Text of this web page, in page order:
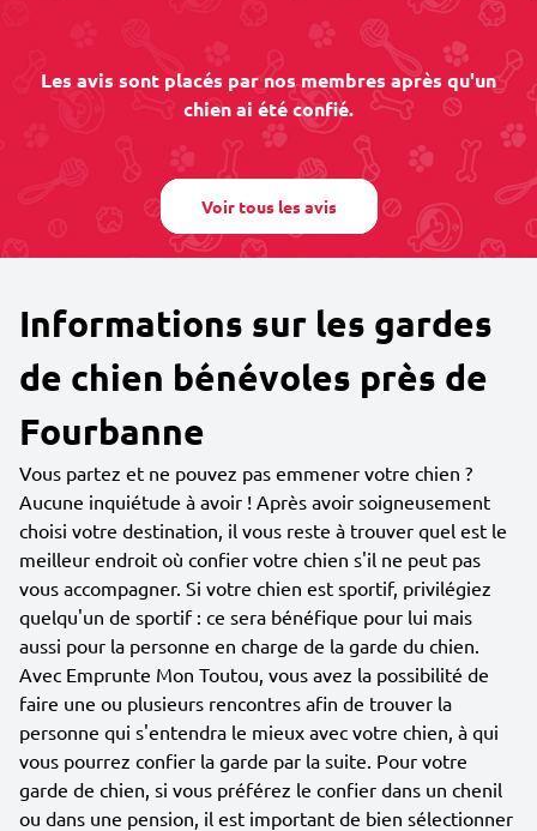
Les avis sont placés par nos membres après qu'un
chien ai été confié.
Voir tous les avis
Informations sur les gardes
de chien bénévoles près de
Fourbanne
Vous partez et ne pouvez pas emmener votre chien ?
Aucune inquiétude à avoir ! Après avoir soigneusement
choisi votre destination, il vous reste à trouver quel est le
meilleur endroit où confier votre chien s'il ne peut pas
vous accompagner. Si votre chien est sportif, privilégiez
quelqu'un de sportif : ce sera bénéfique pour lui mais
aussi pour la personne en charge de la garde du chien.
Avec Emprunte Mon Toutou, vous avez la possibilité de
faire une ou plusieurs rencontres afin de trouver la
personne qui s'entendra le mieux avec votre chien, à qui
vous pourrez confier la garde par la suite. Pour votre
garde de chien, si vous préférez le confier dans un chenil
ou dans une pension, il est important de bien sélectionner